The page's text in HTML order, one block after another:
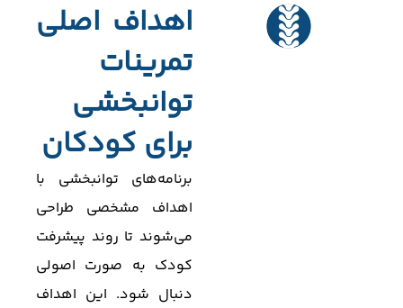
اهداف اصلی
تمرینات
توانبخشی
برای کودکان
برنامه‌های توانبخشی با
اهداف مشخصی طراحی
می‌شوند تا روند پیشرفت
کودک به صورت اصولی
دنبال شود. این اهداف